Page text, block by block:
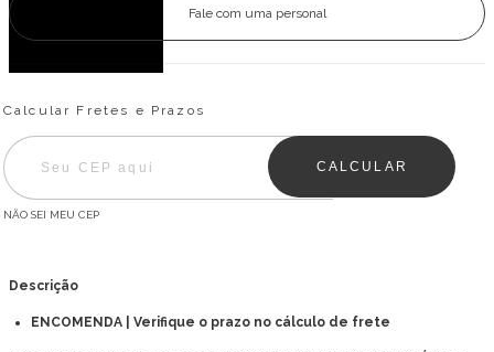
Fale com uma personal
Entregas para o CEP:
Calcular Fretes e Prazos
CALCULAR
NÃO SEI MEU CEP
Descrição
ENCOMENDA | Verifique o prazo no cálculo de frete